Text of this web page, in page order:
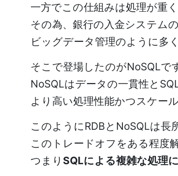
一方でこの仕組みは処理が重
その為、銀行の入金システム
ビッグデータ管理のように多
そこで登場したのがNoSQLで
NoSQLはデータの一貫性と
より高い処理性能かつスケー
このようにRDBとNoSQLは長
このトレードオフをある程度
つまり SQLによる複雑な処理